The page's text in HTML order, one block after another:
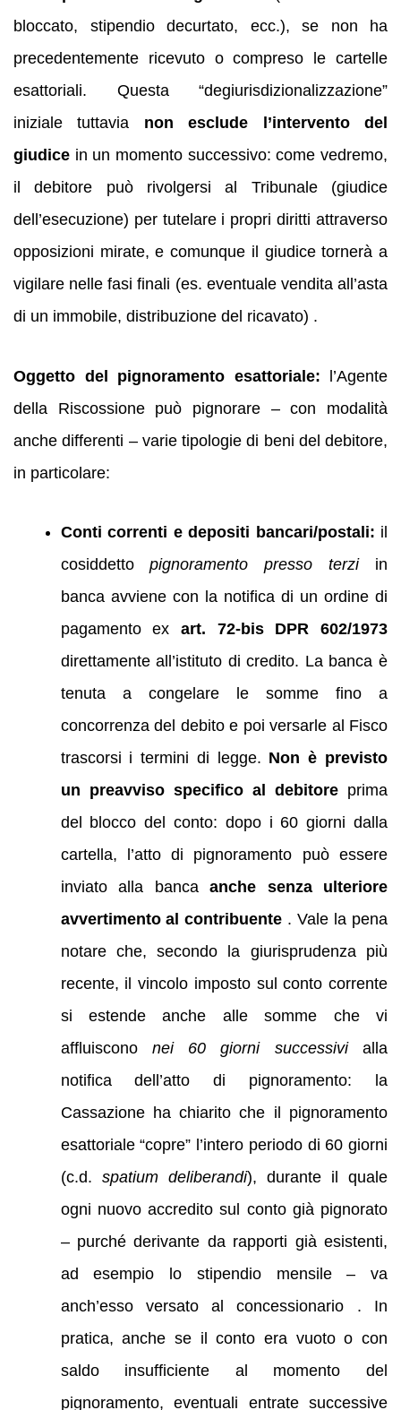
bloccato, stipendio decurtato, ecc.), se non ha
precedentemente ricevuto o compreso le cartelle
esattoriali. Questa “degiurisdizionalizzazione”
iniziale tuttavia non esclude l’intervento del
giudice in un momento successivo: come vedremo,
il debitore può rivolgersi al Tribunale (giudice
dell’esecuzione) per tutelare i propri diritti attraverso
opposizioni mirate, e comunque il giudice tornerà a
vigilare nelle fasi finali (es. eventuale vendita all’asta
di un immobile, distribuzione del ricavato) .
Oggetto del pignoramento esattoriale: l’Agente
della Riscossione può pignorare – con modalità
anche differenti – varie tipologie di beni del debitore,
in particolare:
Conti correnti e depositi bancari/postali: il
cosiddettopignoramento presso terziin
banca avviene con la notifica di un ordine di
pagamento ex art. 72-bis DPR 602/1973
direttamente all’istituto di credito. La banca è
tenuta a congelare le somme fino a
concorrenza del debito e poi versarle al Fisco
trascorsi i termini di legge. Non è previsto
un preavviso specifico al debitoreprima
del blocco del conto: dopo i 60 giorni dalla
cartella, l’atto di pignoramento può essere
inviato alla bancaanche senza ulteriore
avvertimento al contribuente . Vale la pena
notare che, secondo la giurisprudenza più
recente, il vincolo imposto sul conto corrente
si estende anche alle somme che vi
affluiscono nei 60 giorni successivialla
notifica dell’atto di pignoramento: la
Cassazione ha chiarito che il pignoramento
esattoriale “copre” l’intero periodo di 60 giorni
(c.d. spatium deliberandi), durante il quale
ogni nuovo accredito sul conto già pignorato
– purché derivante da rapporti già esistenti,
ad esempio lo stipendio mensile – va
anch’esso versato al concessionario . In
pratica, anche se il conto era vuoto o con
saldo insufficiente al momento del
pignoramento, eventuali entrate successive